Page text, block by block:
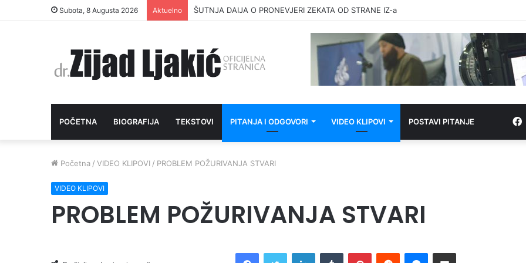
Subota, 8 Augusta 2026 Aktuelno ŠUTNJA DAIJA O PRONEVJERI ZEKATA OD STRANE IZ-a
POČETNA BIOGRAFIJA TEKSTOVI PITANJA I ODGOVORI VIDEO KLIPOVI POSTAVI PITANJE
Početna / VIDEO KLIPOVI / PROBLEM POŽURIVANJA STVARI
VIDEO KLIPOVI
PROBLEM POŽURIVANJA STVARI